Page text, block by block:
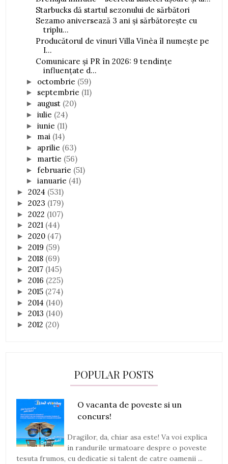
Starbucks dă startul sezonului de sărbători
Sezamo aniversează 3 ani și sărbătorește cu
triplu...
Producătorul de vinuri Villa Vinèa îl numește pe
I...
Comunicare și PR în 2026: 9 tendințe
influențate d...
► octombrie (59)
► septembrie (11)
► august (20)
►iulie (24)
►iunie (11)
► mai (14)
► aprilie (63)
► martie (56)
►februarie (51)
►ianuarie (41)
►2024 (531)
►2023 (179)
►2022 (107)
►2021 (44)
►2020 (47)
►2019 (59)
►2018 (69)
►2017 (145)
►2016 (225)
►2015 (274)
►2014 (140)
►2013 (140)
►2012 (20)
POPULAR POSTS
O vacanta de poveste si un
concurs!
Dragilor, da, chiar asa este! Va voi explica
in randurile urmatoare despre o poveste
tesuta frumos, cu dedicatie si talent de catre oamenii ...